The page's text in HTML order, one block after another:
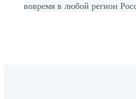
вовремя в любой регион